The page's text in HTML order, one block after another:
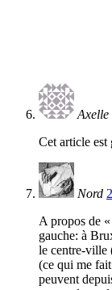
Axelle
Cet article
Nord
A propos de
gauche: à
le centre-ville
(ce qui me
peuvent